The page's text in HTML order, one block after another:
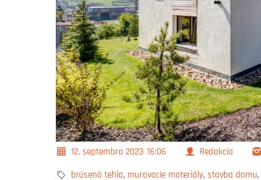
12. septembra 2023 16:06 Redakcia
brúsená tehla, murovacie materiály, stavba domu,